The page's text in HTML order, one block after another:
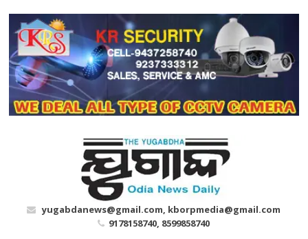
content
yugabdanews@gmail.com, kborpmedia@gmail.com
9178158740, 8599858740